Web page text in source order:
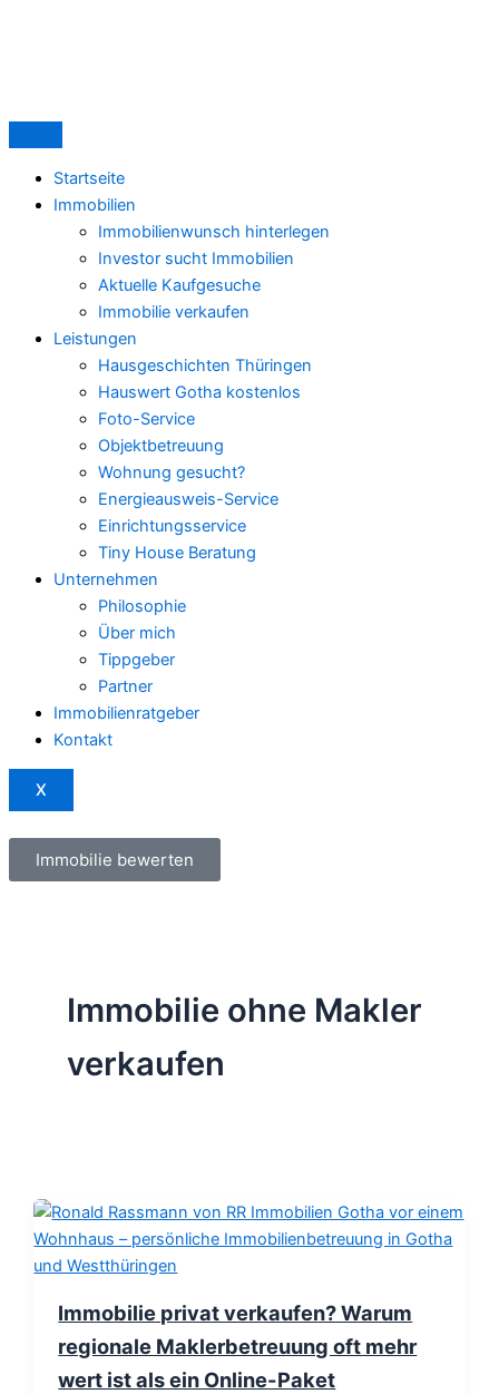
Startseite
Immobilien
Immobilienwunsch hinterlegen
Investor sucht Immobilien
Aktuelle Kaufgesuche
Immobilie verkaufen
Leistungen
Hausgeschichten Thüringen
Hauswert Gotha kostenlos
Foto-Service
Objektbetreuung
Wohnung gesucht?
Energieausweis-Service
Einrichtungsservice
Tiny House Beratung
Unternehmen
Philosophie
Über mich
Tippgeber
Partner
Immobilienratgeber
Kontakt
X
Immobilie bewerten
Immobilie ohne Makler
verkaufen
Immobilie privat verkaufen? Warum
regionale Maklerbetreuung oft mehr
wert ist als ein Online-Paket
regionale
Maklerbetreuung
oft
mehr
wert
ein
Online-
Paket